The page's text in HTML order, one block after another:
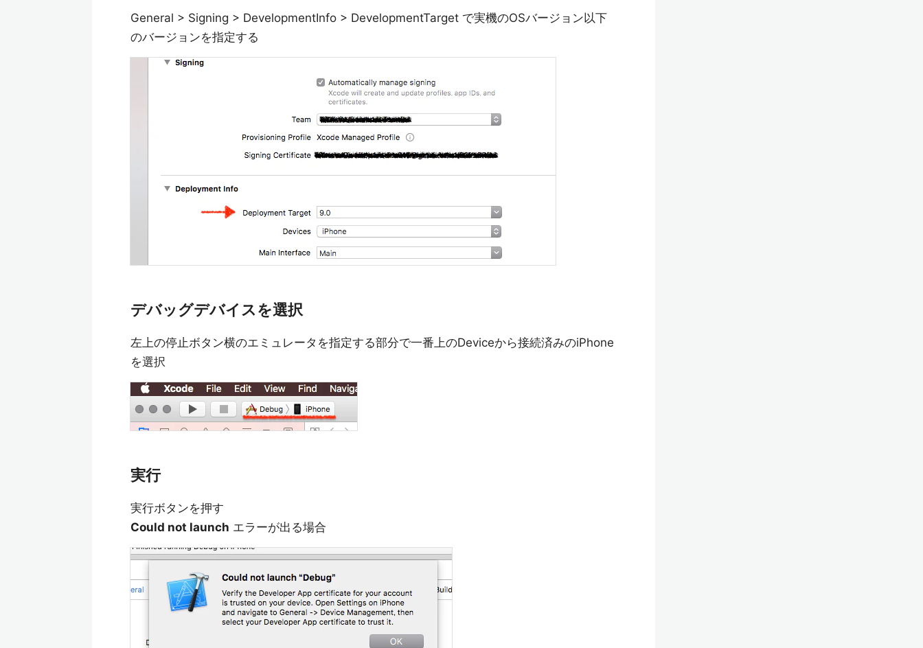
General > Signing > DevelopmentInfo > DevelopmentTarget で実機のOSバージョン以下
のバージョンを指定する
デバッグデバイスを選択
左上の停止ボタン横のエミュレータを指定する部分で一番上のDeviceから接続済みのiPhone
を選択
実行
実行ボタンを押す
Could not launch エラーが出る場合